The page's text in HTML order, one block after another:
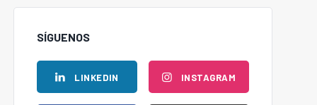
SÍGUENOS
LINKEDIN INSTAGRAM